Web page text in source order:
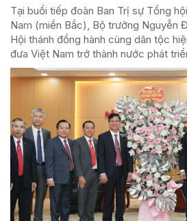
Tại buổi tiếp đoàn Ban Trị sự Tổng
Nam (miền Bắc), Bộ trưởng Nguyễn
Hội thánh đồng hành cùng dân tộc
đưa Việt Nam trở thành nước phát